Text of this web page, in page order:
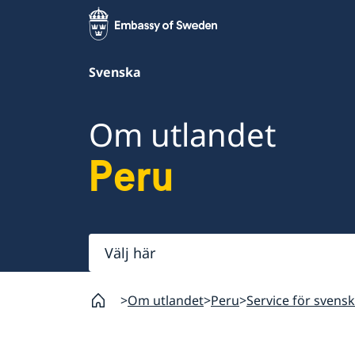
Svenska
Om utlandet
Peru
Välj
här
Om utlandet Peru Service för